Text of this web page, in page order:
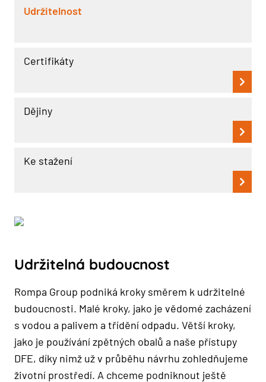
Udržitelnost
Certifikáty
Dějiny
Ke stažení
Udržitelná budoucnost
Rompa Group podniká kroky směrem k udržitelné
budoucnosti. Malé kroky, jako je vědomé zacházení
s vodou a palivem a třídění odpadu. Větší kroky,
jako je používání zpětných obalů a naše přístupy
DFE, díky nimž už v průběhu návrhu zohledňujeme
životní prostředí. A chceme podniknout ještě